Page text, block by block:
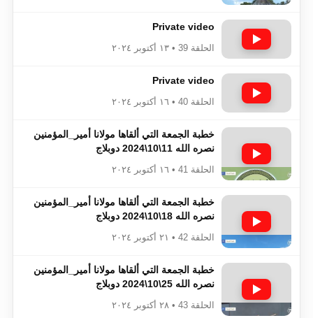
Private video
الحلقة 39 • ١٣ أكتوبر ٢٠٢٤
Private video
الحلقة 40 • ١٦ أكتوبر ٢٠٢٤
خطبة الجمعة التي ألقاها مولانا أمير_المؤمنين​​​​​​
نصره الله 11\10\2024 دوبلاج
الحلقة 41 • ١٦ أكتوبر ٢٠٢٤
خطبة الجمعة التي ألقاها مولانا أمير_المؤمنين​​​​​​
نصره الله 18\10\2024 دوبلاج
الحلقة 42 • ٢١ أكتوبر ٢٠٢٤
خطبة الجمعة التي ألقاها مولانا أمير_المؤمنين​​​​​​
نصره الله 25\10\2024 دوبلاج
الحلقة 43 • ٢٨ أكتوبر ٢٠٢٤